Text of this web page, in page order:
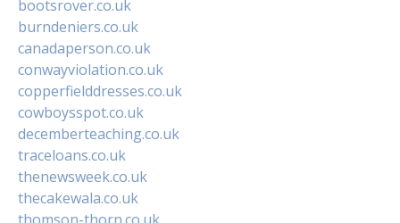
bootsrover.co.uk
burndeniers.co.uk
canadaperson.co.uk
conwayviolation.co.uk
copperfielddresses.co.uk
cowboysspot.co.uk
decemberteaching.co.uk
traceloans.co.uk
thenewsweek.co.uk
thecakewala.co.uk
thomson-thorn.co.uk